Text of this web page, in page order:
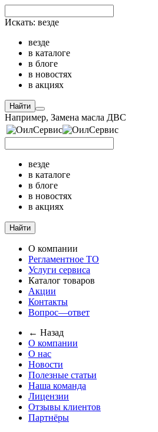
Искать: везде
везде
в каталоге
в блоге
в новостях
в акциях
Найти
Например, Замена масла ДВС
везде
в каталоге
в блоге
в новостях
в акциях
Найти
О компании
Регламентное ТО
Услуги сервиса
Каталог товаров
Акции
Контакты
Вопрос—ответ
← Назад
О компании
О нас
Новости
Полезные статьи
Наша команда
Лицензии
Отзывы клиентов
Партнёры